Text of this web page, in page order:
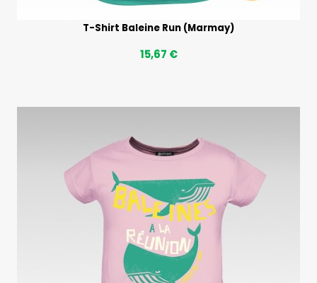
T-Shirt Baleine Run (Marmay)
15,67 €